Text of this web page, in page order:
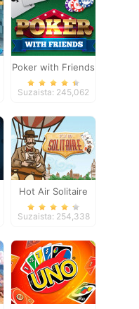
Poker with Friends
Suzaista: 245,062
Hot Air Solitaire
Suzaista: 254,338